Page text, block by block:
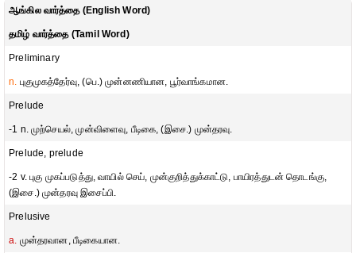
ஆங்கில வார்த்தை (English Word)
தமிழ் வார்த்தை (Tamil Word)
Preliminary
n. புகுமுகத்தேர்வு, (பெ.) முன்னணியான, பூர்வாங்கமான.
Prelude
-1 n. முற்செயல், முன்விளைவு, பீடிகை, (இசை.) முன்தரவு.
Prelude, prelude
-2 v. புகு முகப்படுத்து, வாயில் செய், முன்குறித்துக்காட்டு, பாயிரத்துடன் தொடங்கு,
(இசை.) முன்தரவு இசைப்பி.
Prelusive
a. முன்தரவான, பீடிகையான.